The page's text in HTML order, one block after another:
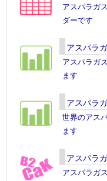
アスパラガ
ダーです
アスパラ
アスパラガ
ます
アスパラ
世界のアス
ます
アスパラ
アスパラガ